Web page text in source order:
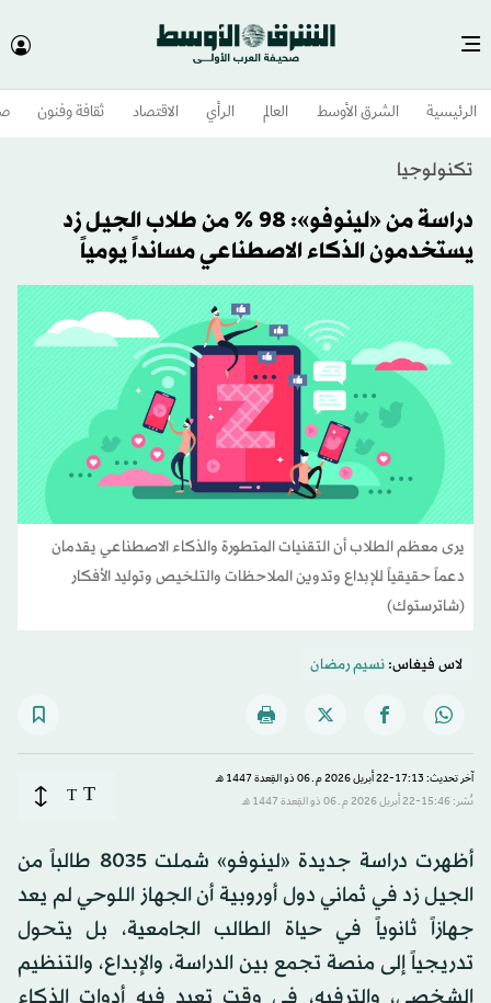
الرئيسية الشرق الأوسط​ العالم الرأي الاقتصاد ثقافة وفنون
تكنولوجيا
دراسة من «لينوفو»: 98 % من طلاب الجيل زد
يستخدمون الذكاء الاصطناعي مسانداً يومياً
يرى معظم الطلاب أن التقنيات المتطورة والذكاء الاصطناعي يقدمان
دعماً حقيقياً للإبداع وتدوين الملاحظات والتلخيص وتوليد الأفكار
(شاترستوك)
لاس فيغاس:نسيم رمضان
آخر تحديث: 17:13-22 أبريل 2026 م ـ 06 ذو القِعدة 1447 هـ
نُشر: 15:46-22 أبريل 2026 م ـ 06 ذو القِعدة 1447 هـ
T
T
أظهرت دراسة جديدة «لينوفو» شملت 8035 طالباً من
الجيل زد في ثماني دول أوروبية أن الجهاز اللوحي لم يعد
جهازاً ثانوياً في حياة الطالب الجامعية، بل يتحول
تدريجياً إلى منصة تجمع بين الدراسة، والإبداع، والتنظيم